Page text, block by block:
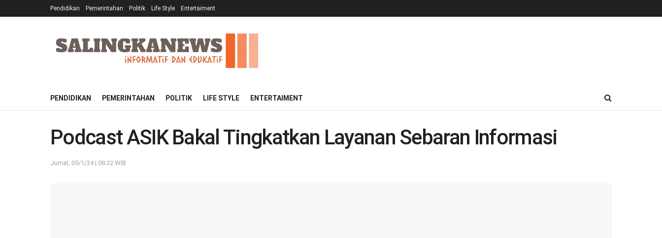
Pendidikan Pemerintahan Politik Life Style Entertaiment
PENDIDIKAN PEMERINTAHAN POLITIK LIFE STYLE ENTERTAIMENT
Podcast ASIK Bakal Tingkatkan Layanan Sebaran Informasi
Jumat, 05/1/24 | 08:22 WIB